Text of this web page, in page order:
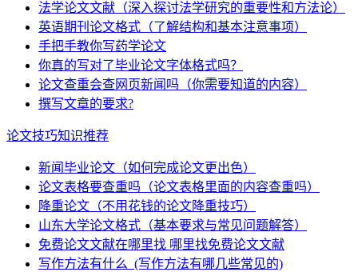
法学论文文献（深入探讨法学研究的重要性和方法论）
英语期刊论文格式（了解结构和基本注意事项）
手把手教你写药学论文
你真的写对了毕业论文字体格式吗？
论文查重会查网页新闻吗（你需要知道的内容）
撰写文章的要求?
论文技巧知识推荐
新闻毕业论文（如何完成论文更出色）
论文表格要查重吗（论文表格里面的内容查重吗）
降重论文（不用花钱的论文降重技巧）
山东大学论文格式（基本要求与常见问题解答）
免费论文文献在哪里找 哪里找免费论文文献
写作方法有什么_(写作方法有哪几些常见的)